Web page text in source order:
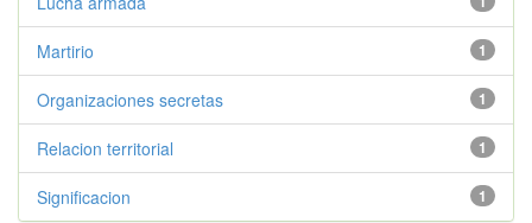
1
Martirio
1
Organizaciones secretas
1
Relacion territorial
1
Significacion